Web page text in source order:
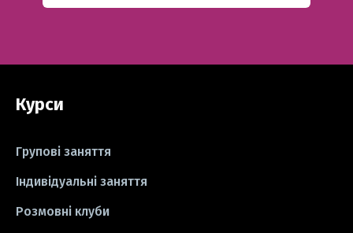
Курси
Групові заняття
Індивідуальні заняття
Розмовні клуби